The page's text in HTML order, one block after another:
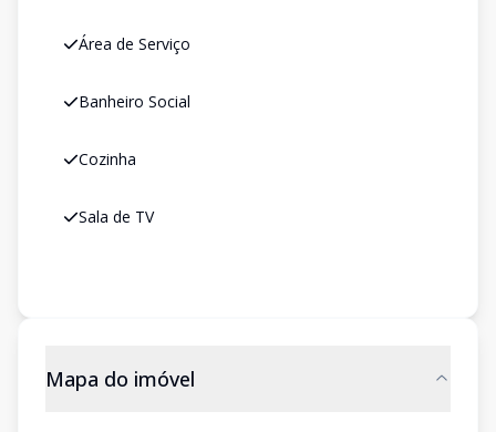
Área de Serviço
Banheiro Social
Cozinha
Sala de TV
Mapa do imóvel